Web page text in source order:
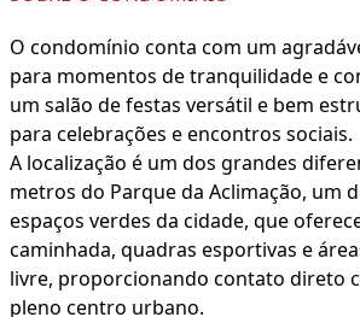
O condomínio conta com um
para momentos de tranquilidade e
um salão de festas versátil e bem
para celebrações e encontros sociais.
A localização é um dos grandes
metros do Parque da Aclimação, um
espaços verdes da cidade, que
caminhada, quadras esportivas e
livre, proporcionando contato direto
pleno centro urbano.